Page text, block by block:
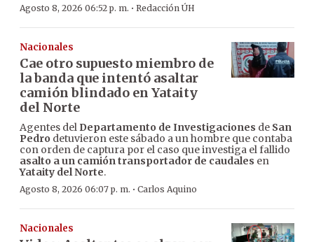
Agosto 8, 2026 06:52 p. m. · Redacción ÚH
Nacionales
Cae otro supuesto miembro de
la banda que intentó asaltar
camión blindado en Yataity
del Norte
Agentes del Departamento de Investigaciones de San
Pedro detuvieron este sábado a un hombre que contaba
con orden de captura por el caso que investiga el fallido
asalto a un camión transportador de caudales en
Yataity del Norte.
Agosto 8, 2026 06:07 p. m. · Carlos Aquino
Nacionales